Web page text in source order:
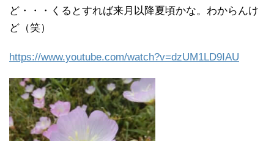
ど・・・くるとすれば来月以降夏頃かな。わからんけ
ど（笑）
https://www.youtube.com/watch?v=dzUM1LD9IAU